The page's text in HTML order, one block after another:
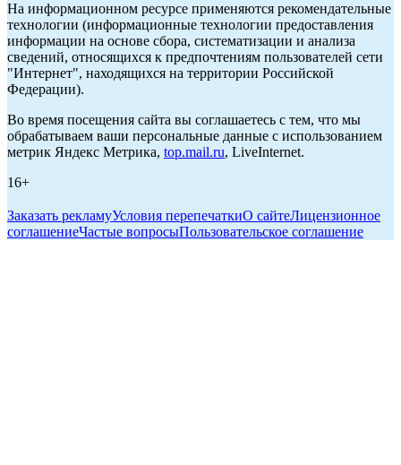
На информационном ресурсе применяются рекомендательные
технологии (информационные технологии предоставления
информации на основе сбора, систематизации и анализа
сведений, относящихся к предпочтениям пользователей сети
"Интернет", находящихся на территории Российской
Федерации).
Во время посещения сайта вы соглашаетесь с тем, что мы
обрабатываем ваши персональные данные с использованием
метрик Яндекс Метрика, top.mail.ru, LiveInternet.
16+
Заказать рекламуУсловия перепечаткиО сайтеЛицензионное
соглашениеЧастые вопросыПользовательское соглашение